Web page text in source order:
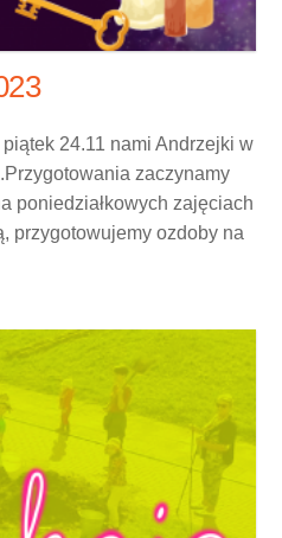
24.11 nami Andrzejki w
zaczynamy
poniedziałkowych zajęciach
przygotowujemy ozdoby na